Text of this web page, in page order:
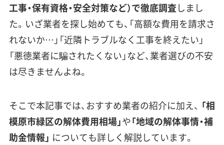
工事・保有資格・安全対策など）で徹底調査しまし
た。いざ業者を探し始めても、「高額な費用を請求さ
れないか…」「近隣トラブルなく工事を終えたい」
「悪徳業者に騙されたくない」など、業者選びの不安
は尽きませんよね。
そこで本記事では、おすすめ業者の紹介に加え、 「相
模原市緑区の解体費用相場」や「地域の解体事情・補
助金情報」 についても詳しく解説しています。